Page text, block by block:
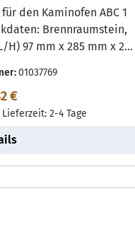
97 mm x 285 mm x 25
01037769
Preis:
€
2-4 Tage